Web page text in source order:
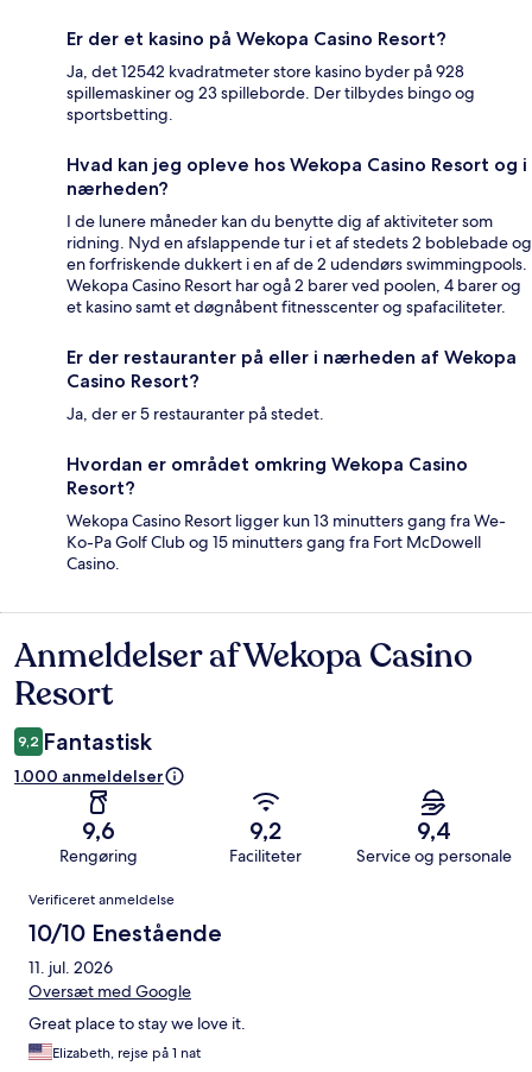
Er der et kasino på Wekopa Casino Resort?
Ja, det 12542 kvadratmeter store kasino byder på 928
spillemaskiner og 23 spilleborde. Der tilbydes bingo og
sportsbetting.
Hvad kan jeg opleve hos Wekopa Casino Resort og i
nærheden?
I de lunere måneder kan du benytte dig af aktiviteter som
ridning. Nyd en afslappende tur i et af stedets 2 boblebade og
en forfriskende dukkert i en af de 2 udendørs swimmingpools.
Wekopa Casino Resort har ogå 2 barer ved poolen, 4 barer og
et kasino samt et døgnåbent fitnesscenter og spafaciliteter.
Er der restauranter på eller i nærheden af Wekopa
Casino Resort?
Ja, der er 5 restauranter på stedet.
Hvordan er området omkring Wekopa Casino
Resort?
Wekopa Casino Resort ligger kun 13 minutters gang fra We-
Ko-Pa Golf Club og 15 minutters gang fra Fort McDowell
Casino.
Anmeldelser
Anmeldelser af Wekopa Casino
Resort
9,2 Fantastisk
1.000 anmeldelser
9,6
Rengøring
9,2
Faciliteter
9,4
Service og personale
Anmeldelser
Verificeret anmeldelse
10/10 Enestående
11. jul. 2026
Oversæt med Google
Great place to stay we love it.
Elizabeth, rejse på 1 nat